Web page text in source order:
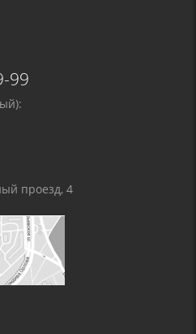
99
проезд, 4